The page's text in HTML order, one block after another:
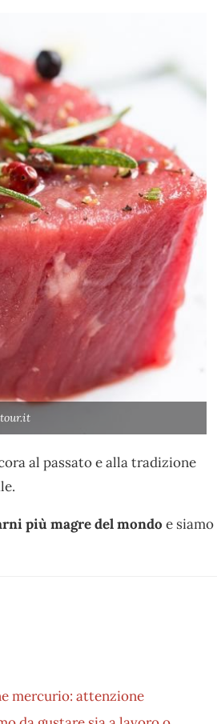
al passato e alla tradizione
più magre del mondo e siamo
mercurio: attenzione